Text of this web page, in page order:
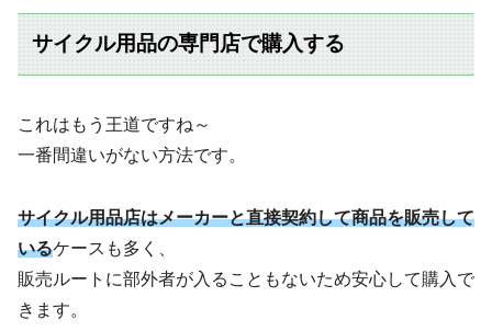
サイクル用品の専門店で購入する
これはもう王道ですね～
一番間違いがない方法です。
サイクル用品店はメーカーと直接契約して商品を販売して
いるケースも多く、
販売ルートに部外者が入ることもないため安心して購入で
きます。